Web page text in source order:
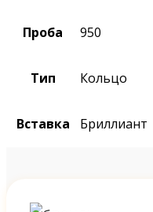
Проба 950
Тип Кольцо
Вставка Бриллиант